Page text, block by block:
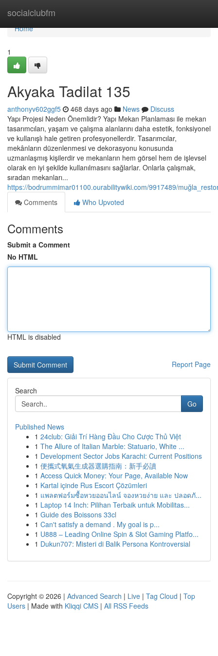
socialclubfm
Home
Home
1
Akyaka Tadilat 135
anthonyv602ggf5 468 days ago News
Discuss
Yapı Projesi Neden Önemlidir? Yapı Mekan Planlaması ile mekan
tasarımcıları, yaşam ve çalışma alanlarını daha estetik, fonksiyonel
ve kullanışlı hale getiren profesyonellerdir. Tasarımcılar,
mekânların düzenlenmesi ve dekorasyonu konusunda
uzmanlaşmış kişilerdir ve mekanların hem görsel hem de işlevsel
olarak en iyi şekilde kullanılmasını sağlarlar. Onlarla çalışmak,
sıradan mekanları...
https://bodrummimar01100.ourabilitywiki.com/9917489/
Comments
Who Upvoted
Comments
Submit a Comment
No HTML
HTML is disabled
Report Page
Search
Go
Published News
1 24club: Giải Trí Hàng Đầu Cho Cược Thủ Việt
1 The Allure of Italian Marble: Statuario, White ...
1 Development Sector Jobs Karachi: Current Positions
1 便攜式氧氣生成器選購指南：新手必讀
1 Access Quick Money: Your Page, Available Now
1 Kartal içinde Rus Escort Çözümleri
1 แพลตฟอร์มซื้อหวยออนไลน์ จองหวยง่าย และ ปลอดภั...
1 Laptop 14 Inch: Pilihan Terbaik untuk Mobilitas...
1 Guide des Boissons 33cl
1 Can't satisfy a demand . My goal is p...
1 U888 – Leading Online Spin & Slot Gaming Platfo...
1 Dukun707: Misteri di Balik Persona Kontroversial
Copyright © 2026 | Advanced Search | Live | Tag Cloud | Top
Users | Made with Kliqqi CMS | All RSS Feeds